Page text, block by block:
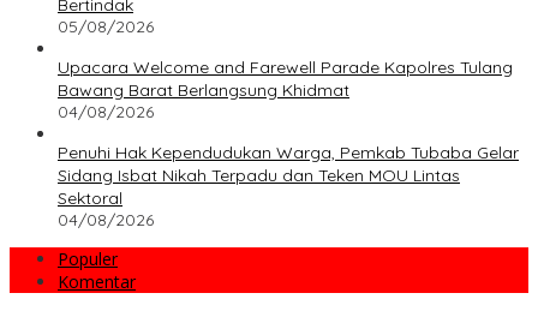
Bertindak
05/08/2026
Upacara Welcome and Farewell Parade Kapolres Tulang
Bawang Barat Berlangsung Khidmat
04/08/2026
Penuhi Hak Kependudukan Warga, Pemkab Tubaba Gelar
Sidang Isbat Nikah Terpadu dan Teken MOU Lintas
Sektoral
04/08/2026
Populer
Komentar